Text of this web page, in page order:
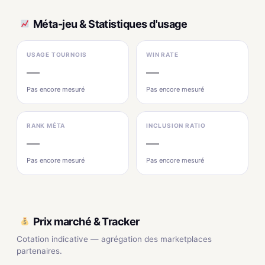
Méta-jeu & Statistiques d'usage
USAGE TOURNOIS
—
Pas encore mesuré
WIN RATE
—
Pas encore mesuré
RANK MÉTA
—
Pas encore mesuré
INCLUSION RATIO
—
Pas encore mesuré
Prix marché & Tracker
Cotation indicative — agrégation des marketplaces
partenaires.